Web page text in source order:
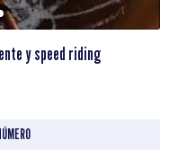
y speed riding